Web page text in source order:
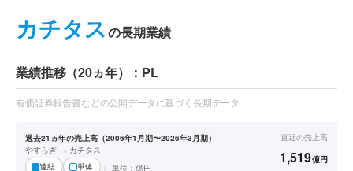
カチタス の長期業績
業績推移（20ヵ年）：PL
有価証券報告書などの公開データに基づく長期データ
過去21ヵ年の売上高（2006年1月期〜2026年3月期）
やすらぎ → カチタス
連結
単体 単位： 億円
直近の売上高
1,519億円